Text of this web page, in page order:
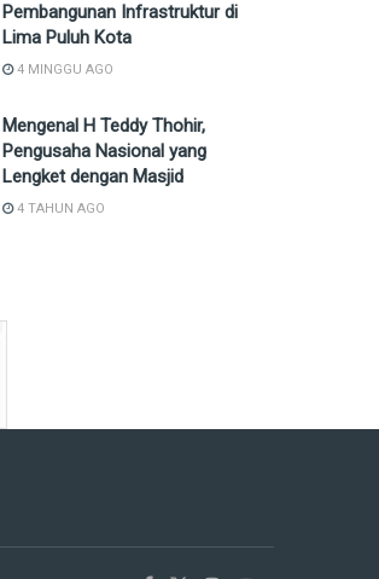
Pembangunan Infrastruktur di
Lima Puluh Kota
4 MINGGU AGO
Mengenal H Teddy Thohir,
Pengusaha Nasional yang
Lengket dengan Masjid
4 TAHUN AGO